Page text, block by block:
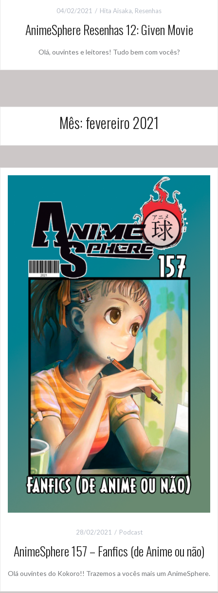
04/02/2021 Hita Aisaka, Resenhas
AnimeSphere Resenhas 12: Given Movie
Olá, ouvintes e leitores! Tudo bem com vocês?
Mês:fevereiro 2021
28/02/2021 Podcast
AnimeSphere 157 – Fanfics (de Anime ou não)
Olá ouvintes do Kokoro!! Trazemos a vocês mais um AnimeSphere.